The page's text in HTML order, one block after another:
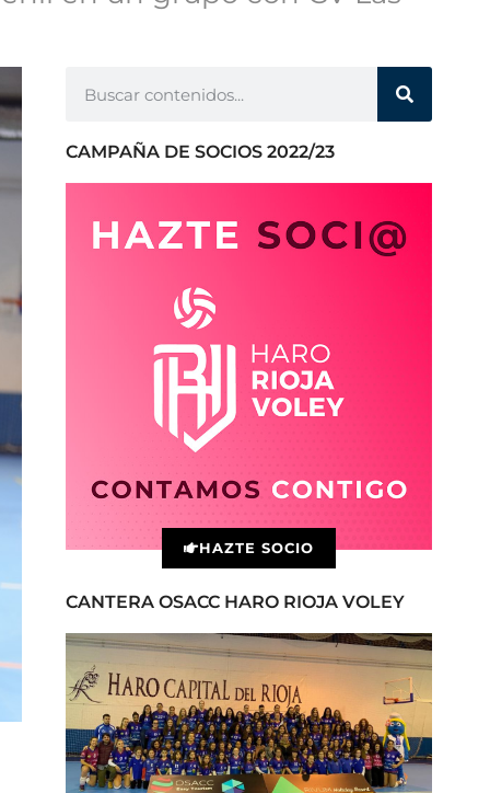
CAMPAÑA DE SOCIOS 2022/23
HAZTE SOCIO
CANTERA OSACC HARO RIOJA VOLEY